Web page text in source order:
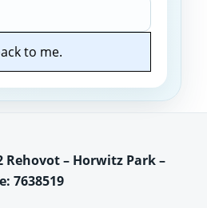
to me.
Rehovot – Horwitz Park –
7638519